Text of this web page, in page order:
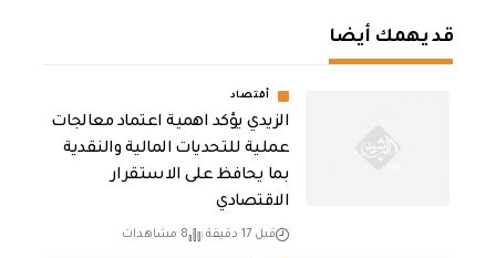
قد يهمك أيضا
أقتصاد
الزيدي يؤكد اهمية اعتماد معالجات
عملية للتحديات المالية والنقدية
بما يحافظ على الاستقرار
الاقتصادي
قبل 17 دقيقة 8 مشاهدات